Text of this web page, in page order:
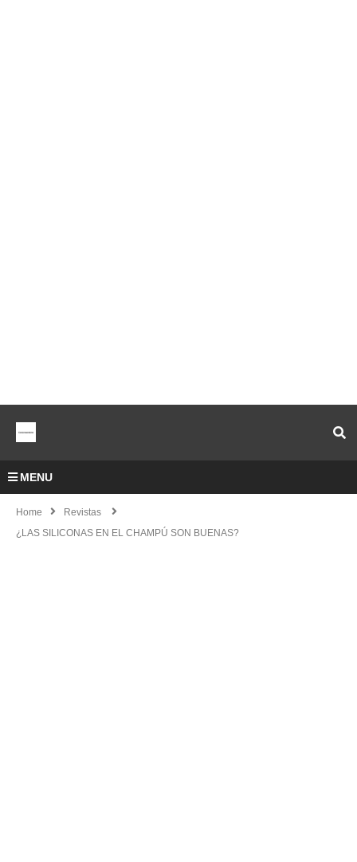
MENU
Home
Revistas
¿LAS SILICONAS EN EL CHAMPÚ SON BUENAS?